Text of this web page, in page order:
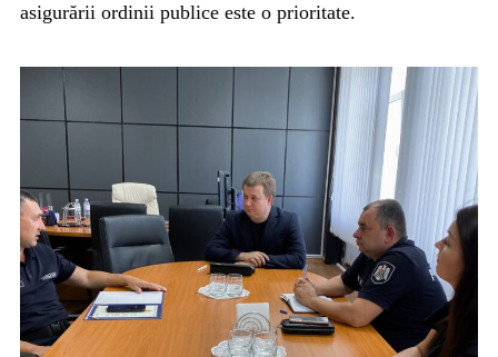
asigurării ordinii publice este o prioritate.